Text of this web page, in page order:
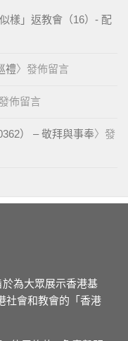
樣」返教會（16）- 配
禮〉發佈留言
佈留言
） – 敬拜與事奉〉發
為大眾展示香港基
社會和教會的「香港